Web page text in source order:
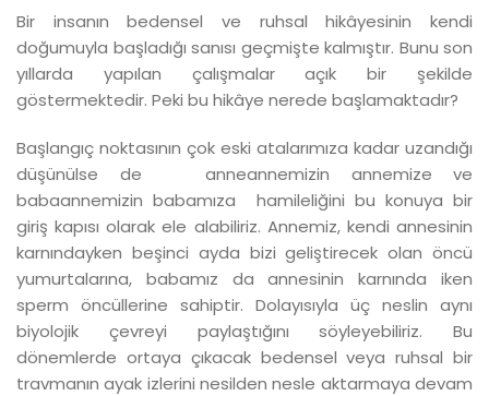
Bir insanın bedensel ve ruhsal hikâyesinin kendi
doğumuyla başladığı sanısı geçmişte kalmıştır. Bunu son
yıllarda yapılan çalışmalar açık bir şekilde
göstermektedir. Peki bu hikâye nerede başlamaktadır?
Başlangıç noktasının çok eski atalarımıza kadar uzandığı
düşünülse de anneannemizin annemize ve
babaannemizin babamıza hamileliğini bu konuya bir
giriş kapısı olarak ele alabiliriz. Annemiz, kendi annesinin
karnındayken beşinci ayda bizi geliştirecek olan öncü
yumurtalarına, babamız da annesinin karnında iken
sperm öncüllerine sahiptir. Dolayısıyla üç neslin aynı
biyolojik çevreyi paylaştığını söyleyebiliriz. Bu
dönemlerde ortaya çıkacak bedensel veya ruhsal bir
travmanın ayak izlerini nesilden nesle aktarmaya devam